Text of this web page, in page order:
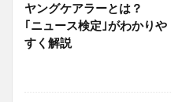
ヤングケアラーとは？
｢ニュース検定｣がわかりや
すく解説